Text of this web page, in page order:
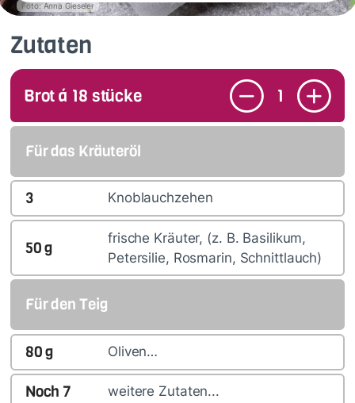
Foto: Anna Gieseler
Zutaten
Brot á 18 stücke 1
Für das Kräuteröl
3 Knoblauchzehen
50g
frische Kräuter, (z. B. Basilikum,
Petersilie, Rosmarin, Schnittlauch)
Für den Teig
80g Oliven…
Noch 7 weitere Zutaten...